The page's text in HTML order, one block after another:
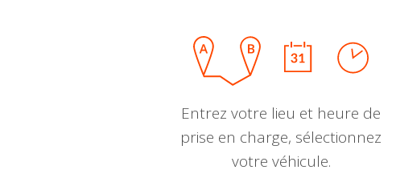
Entrez votre lieu et heure de
prise en charge, sélectionnez
votre véhicule.